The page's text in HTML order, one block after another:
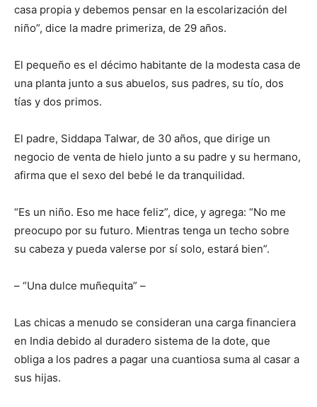
casa propia y debemos pensar en la escolarización del
niño”, dice la madre primeriza, de 29 años.
El pequeño es el décimo habitante de la modesta casa de
una planta junto a sus abuelos, sus padres, su tío, dos
tías y dos primos.
El padre, Siddapa Talwar, de 30 años, que dirige un
negocio de venta de hielo junto a su padre y su hermano,
afirma que el sexo del bebé le da tranquilidad.
“Es un niño. Eso me hace feliz”, dice, y agrega: “No me
preocupo por su futuro. Mientras tenga un techo sobre
su cabeza y pueda valerse por sí solo, estará bien”.
– “Una dulce muñequita” –
Las chicas a menudo se consideran una carga financiera
en India debido al duradero sistema de la dote, que
obliga a los padres a pagar una cuantiosa suma al casar a
sus hijas.